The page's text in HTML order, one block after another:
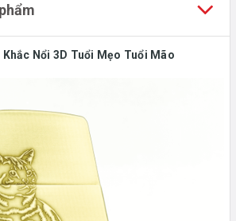
Nổi 3D Tuổi Mẹo Tuổi Mão